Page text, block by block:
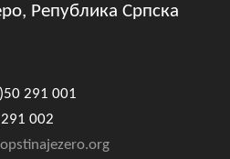
Република Српска
291 001
002